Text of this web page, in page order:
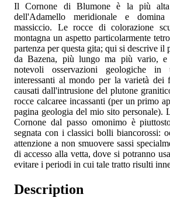
Il Cornone di Blumone è la più alta
dell'Adamello meridionale e
massiccio. Le rocce di colorazione
montagna un aspetto particolarmente
partenza per questa gita; qui si descrive il
da Bazena, più lungo ma più vario, e
notevoli osservazioni geologiche
interessanti al mondo per la varietà dei
causati dall'intrusione del plutone
rocce calcaree incassanti (per un primo
pagina geologia del mio sito personale).
Cornone dal passo omonimo è
segnata con i classici bolli biancorossi:
attenzione a non smuovere sassi
di accesso alla vetta, dove si potranno
evitare i periodi in cui tale tratto risulti
Description